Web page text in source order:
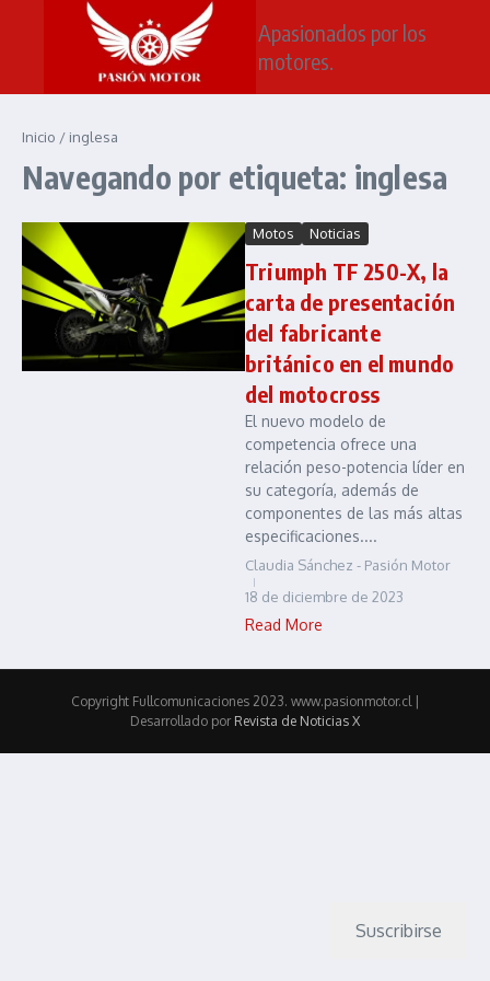
Saltar al contenido
Apasionados por los
motores.
Inicio / inglesa
Navegando por etiqueta: inglesa
Motos Noticias
Triumph TF 250-X, la
carta de presentación
del fabricante
británico en el mundo
del motocross
El nuevo modelo de
competencia ofrece una
relación peso-potencia líder en
su categoría, además de
componentes de las más altas
especificaciones....
Claudia Sánchez - Pasión Motor
18 de diciembre de 2023
Read More
Copyright Fullcomunicaciones 2023. www.pasionmotor.cl |
Desarrollado por Revista de Noticias X
Suscribirse